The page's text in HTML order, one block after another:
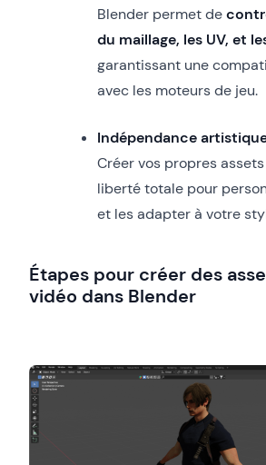
Blender permet de
du maillage, les UV, et
garantissant une
avec les moteurs de jeu.
Indépendance
Créer vos propres
liberté totale pour
et les adapter à votre
Étapes pour créer des
vidéo dans Blender